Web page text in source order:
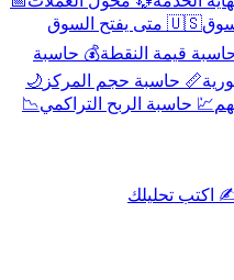
🇺🇸 متى يفتح السوق
قيمة النقطة💰 حاسبة
📏 حاسبة حجم المركز 🌙
💹 حاسبة الربح التراكمي📉
اكتب تحليلك